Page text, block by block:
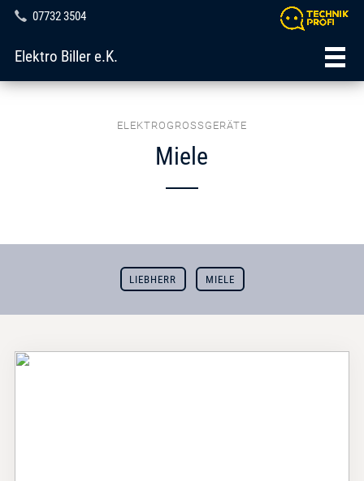
07732 3504
Elektro Biller e.K.
ELEKTROGROSSGERÄTE
Miele
LIEBHERR MIELE